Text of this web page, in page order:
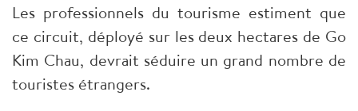
Les professionnels du tourisme estiment que
ce circuit, déployé sur les deux hectares de Go
Kim Chau, devrait séduire un grand nombre de
touristes étrangers.